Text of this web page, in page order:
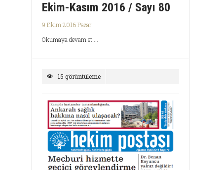
Ekim-Kasım 2016 / Sayı 80
9 Ekim 2016 Pazar
Okumaya devam et ...
15 görüntüleme